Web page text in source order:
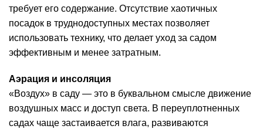
требует его содержание. Отсутствие хаотичных
посадок в труднодоступных местах позволяет
использовать технику, что делает уход за садом
эффективным и менее затратным.
Аэрация и инсоляция
«Воздух» в саду — это в буквальном смысле движение
воздушных масс и доступ света. В переуплотненных
садах чаще застаивается влага, развиваются